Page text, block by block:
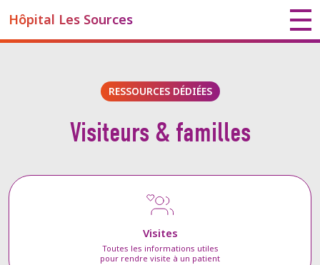
Hôpital Les Sources
RESSOURCES DÉDIÉES
Visiteurs & familles
Visites
Toutes les informations utiles
pour rendre visite à un patient